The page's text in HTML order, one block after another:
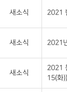
새소식 2021
새소식 2021
새소식
2021
15(화))